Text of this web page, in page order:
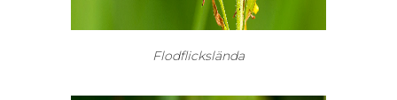
Flodflickslända